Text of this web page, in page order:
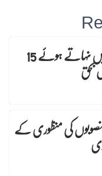
یوحناآباد:بارشی پانی میں نہاتے ہوئے 15 بحق
کی منظوری کے